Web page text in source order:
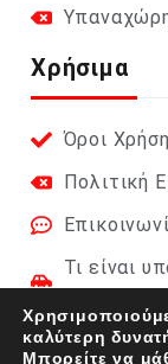
Χρήσιμα
Όροι
Πολιτική
Τι είναι
Φαρμακείο
καλύτερη
Μπορείτε να